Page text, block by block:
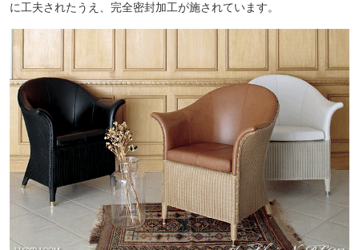
に工夫されたうえ、完全密封加工が施されています。